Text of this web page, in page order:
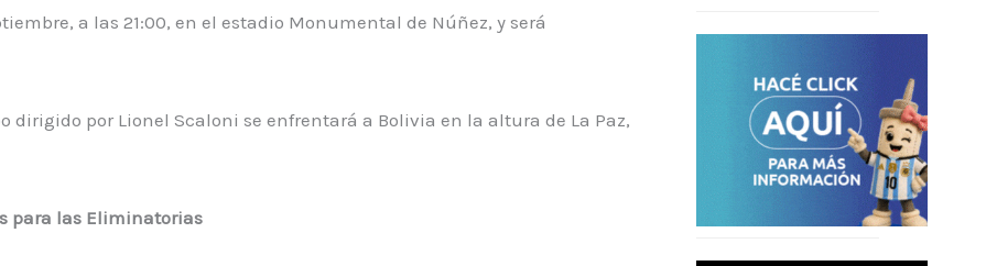
a las 21:00, en el estadio Monumental de Núñez, y será
dirigido por Lionel Scaloni se enfrentará a Bolivia en la altura de La Paz,
para las Eliminatorias